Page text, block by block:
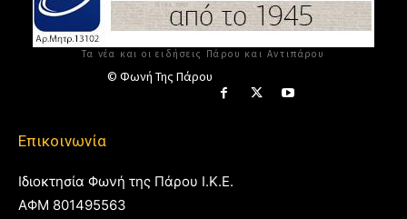
Τα νέα και οι ειδήσεις Πάρου και Αντιπάρου
© Φωνή Της Πάρου
Επικοινωνία
Ιδιοκτησία Φωνή της Πάρου Ι.Κ.Ε.
ΑΦΜ 801495563